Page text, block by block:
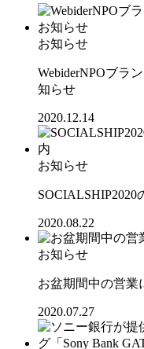
お知らせ
WebiderNPOブラ
知らせ
2020.12.14
お知らせ
2020.08.22
お知らせ
お盆期間中の営業
2020.07.27